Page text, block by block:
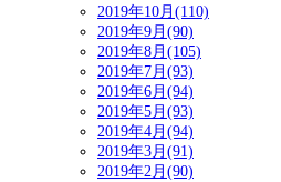
2019年10月(110)
2019年9月(90)
2019年8月(105)
2019年7月(93)
2019年6月(94)
2019年5月(93)
2019年4月(94)
2019年3月(91)
2019年2月(90)